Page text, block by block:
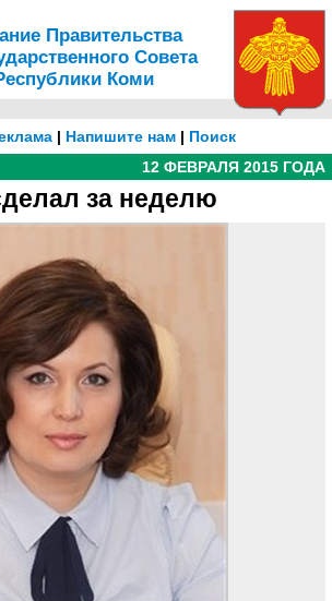
Правительства
Совета
Коми
| Напишите нам | Поиск
12 ФЕВРАЛЯ 2015 ГОДА
за неделю